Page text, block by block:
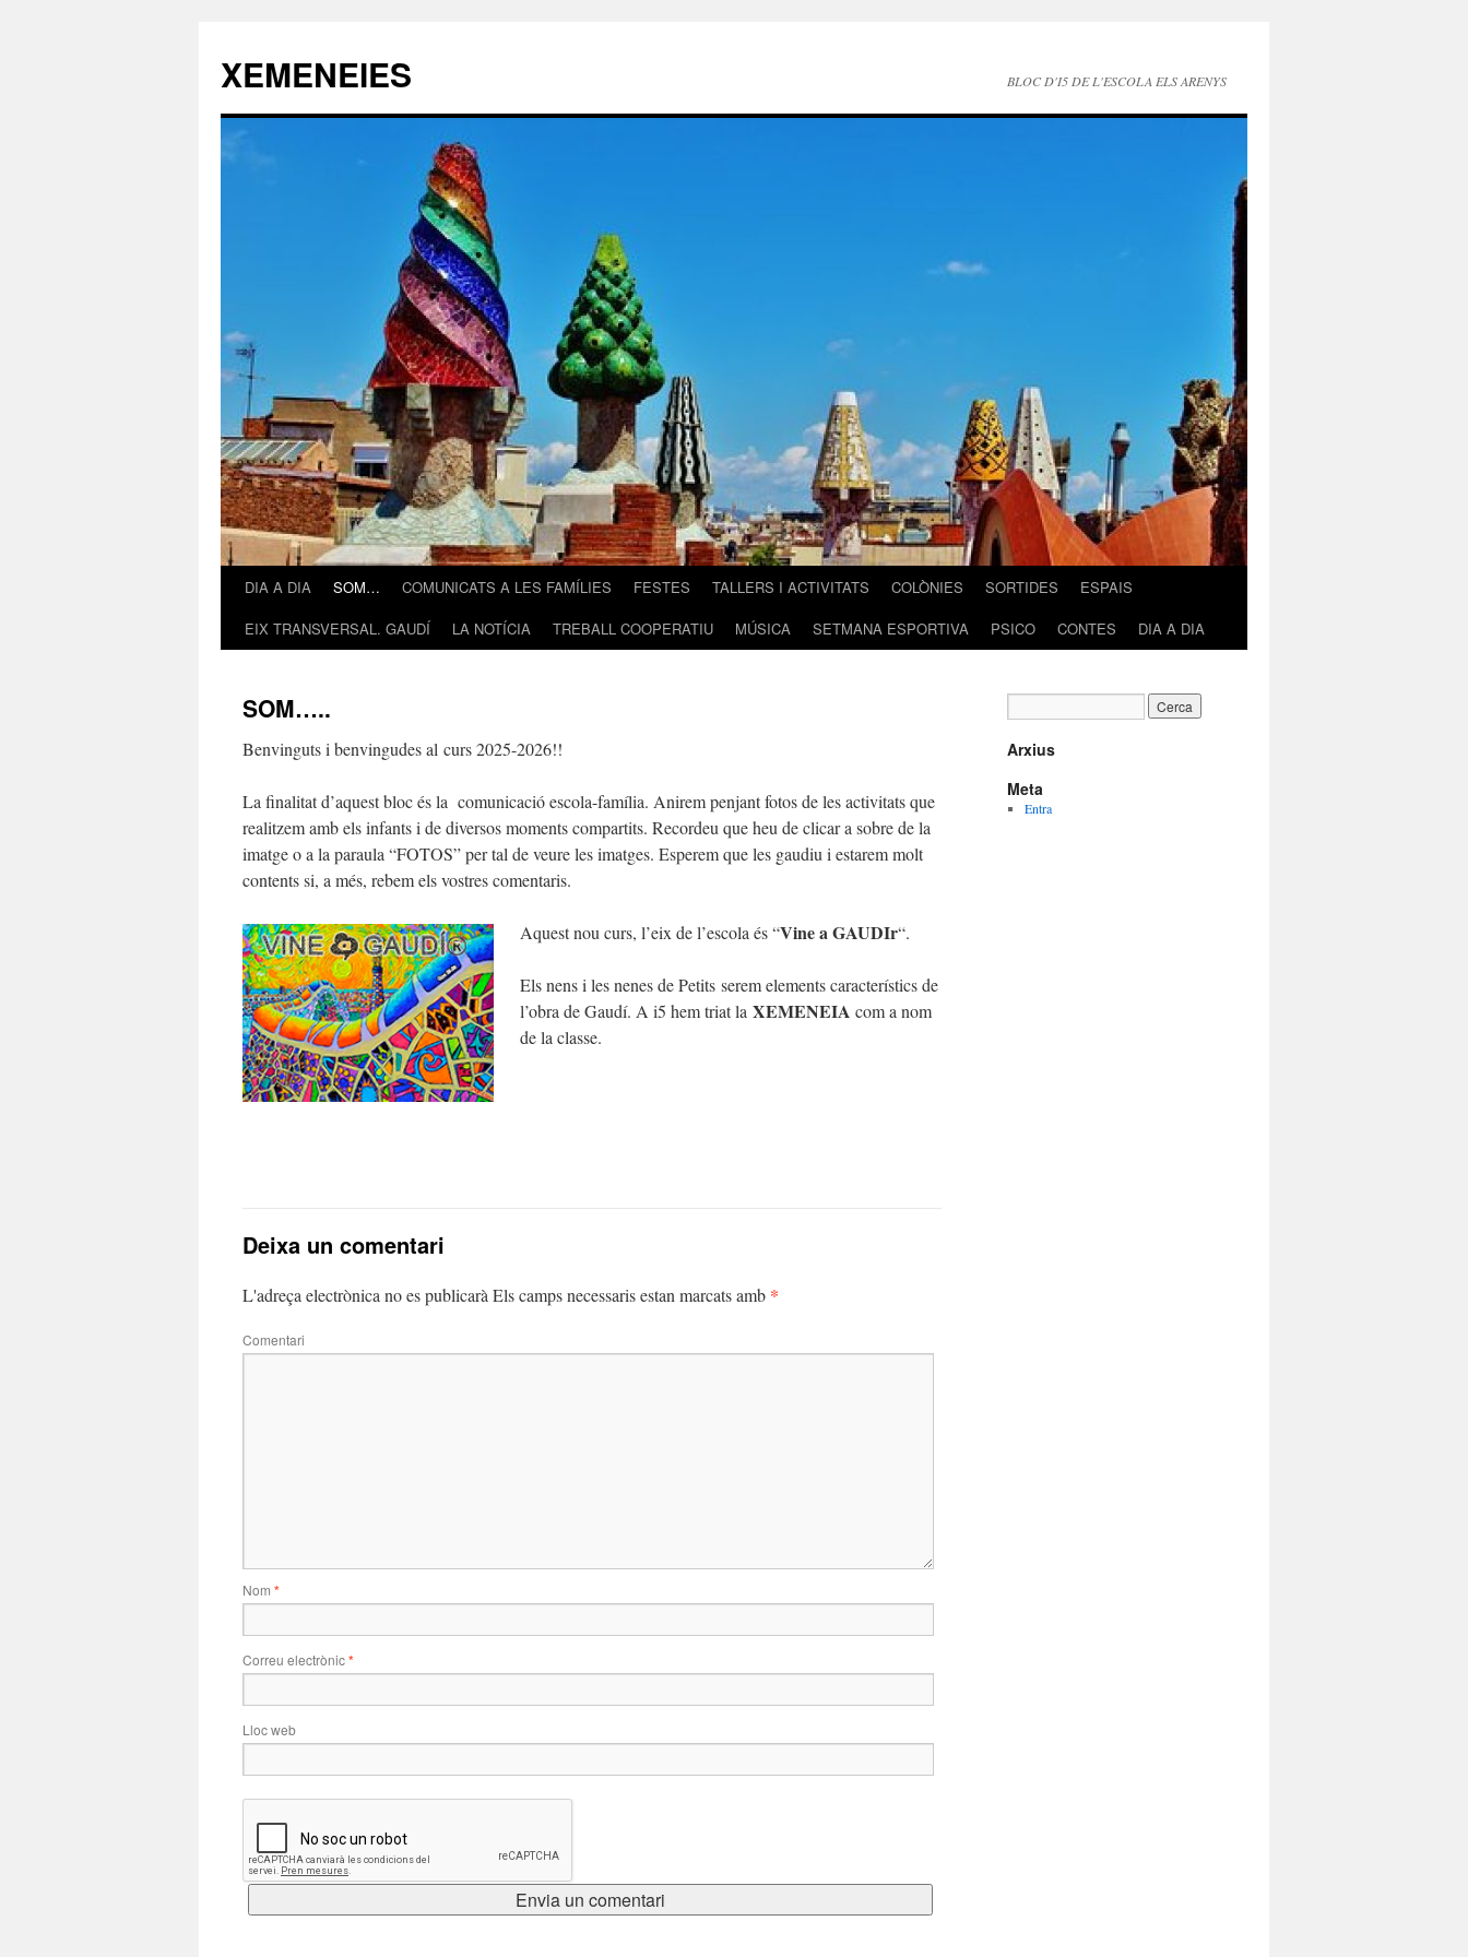
XEMENEIES BLOC D'I5 DE L'ESCOLA ELS ARENYS
VésDIA A DIA SOM… COMUNICATS A LES FAMÍLIES FESTES TALLERS I ACTIVITATS COLÒNIES SORTIDES
ESPAIS
EIX TRANSVERSAL. GAUDÍ
LA NOTÍCIA TREBALL COOPERATIU MÚSICA SETMANA ESPORTIVA PSICO CONTES DIA A DIA
SOM…..
Benvinguts i benvingudes al curs 2025-2026!!
La finalitat d’aquest bloc és la comunicació escola-família. Anirem penjant fotos de les activitats que
realitzem amb els infants i de diversos moments compartits. Recordeu que heu de clicar a sobre de la
imatge o a la paraula “FOTOS” per tal de veure les imatges. Esperem que les gaudiu i estarem molt
contents si, a més, rebem els vostres comentaris.
Aquest nou curs, l’eix de l’escola és “Vine a GAUDIr“.
Els nens i les nenes de Petits serem elements característics de
l’obra de Gaudí. A i5 hem triat la XEMENEIA com a nom
de la classe.
Deixa un comentari
L'adreça electrònica no es publicarà Els camps necessaris estan marcats amb *
Comentari
Nom *
Correu electrònic*
Lloc web
Arxius
Meta
Entra